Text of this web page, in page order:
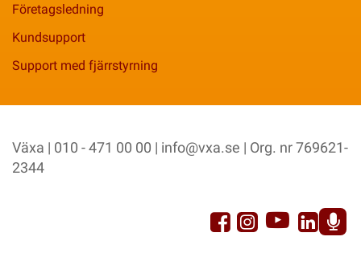
Företagsledning
Kundsupport
Support med fjärrstyrning
Växa | 010 - 471 00 00 | info@vxa.se | Org. nr 769621-
2344
Facebook
Instagram